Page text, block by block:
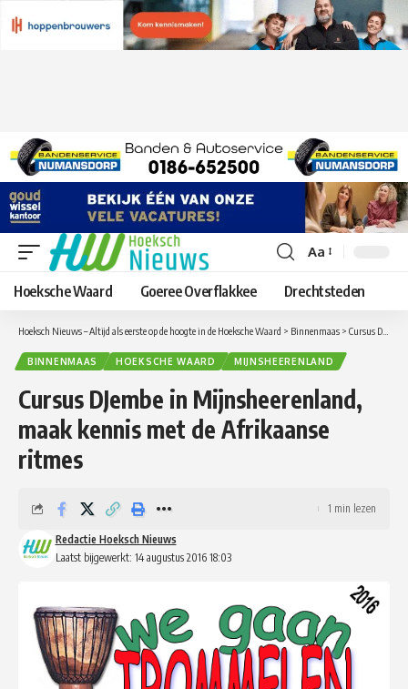
Lettergrootte
aanpassen
Aa
Hoeksche Waard Goeree Overflakkee Drechtsteden
Hoeksch Nieuws – Altijd als eerste op de hoogte in de Hoeksche Waard > Binnenmaas > Cursus DJembe in Mijnsheerenland, maak kennis met de Afrikaanse ritmes
BINNENMAAS HOEKSCHE WAARD MIJNSHEERENLAND
Cursus DJembe in Mijnsheerenland,
maak kennis met de Afrikaanse
ritmes
Laatst bijgewerkt: 14 augustus 2016 18:03
Redactie Hoeksch Nieuws
1 min lezen